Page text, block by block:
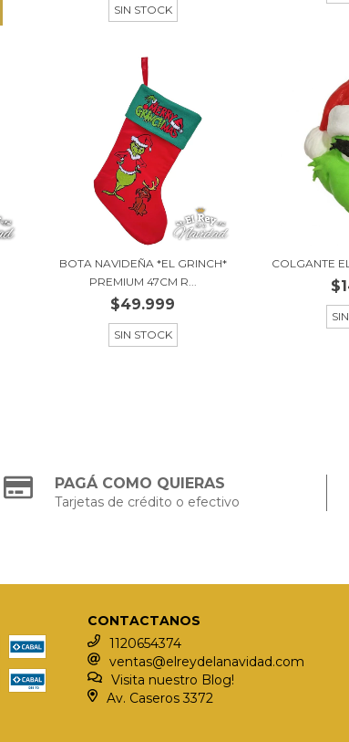
SIN STOCK
BOTA NAVIDEÑA *EL GRINCH*
PREMIUM 47CM R...
$49.999
SIN STOCK
COLGANTE
PAGÁ COMO QUIERAS
Tarjetas de crédito o efectivo
CONTACTANOS
1120654374
ventas@elreydelanavidad.com
Visita nuestro Blog!
Av. Caseros 3372